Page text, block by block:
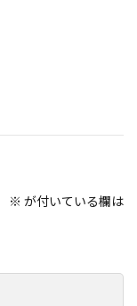
※ が付いている欄は